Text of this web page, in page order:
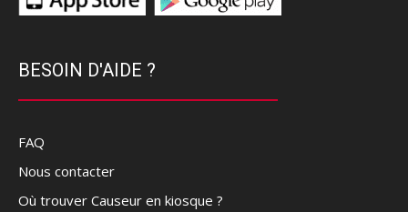
BESOIN D'AIDE ?
FAQ
Nous contacter
Où trouver Causeur en kiosque ?